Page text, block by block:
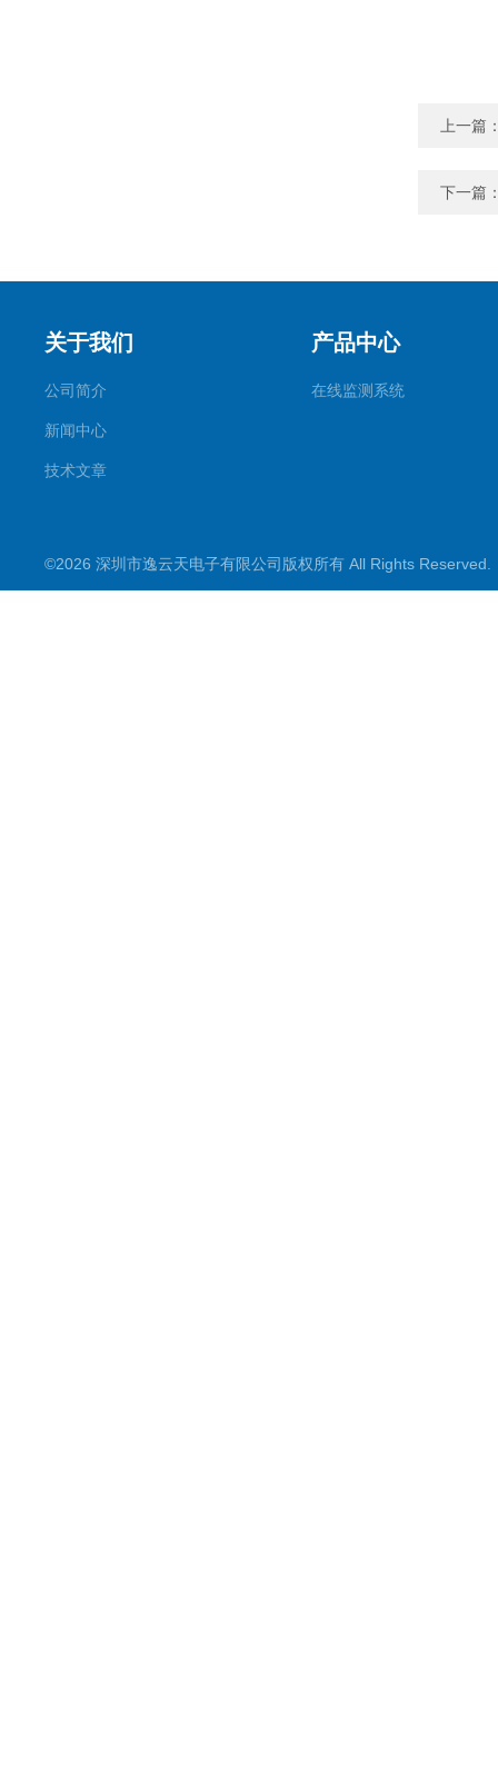
上一篇
下一篇
关于我们
公司简介
新闻中心
技术文章
产品中心
在线监测系统
©2026 深圳市逸云天电子有限公司版权所有 All Rights